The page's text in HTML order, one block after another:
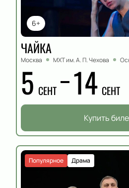
6+
ЧАЙКА
Москва МХТ им. А. П. Чехова
5 СЕНТ 14 СЕНТ
Купить
Драма
Популярное